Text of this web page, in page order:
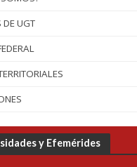
UGT
y Efemérides